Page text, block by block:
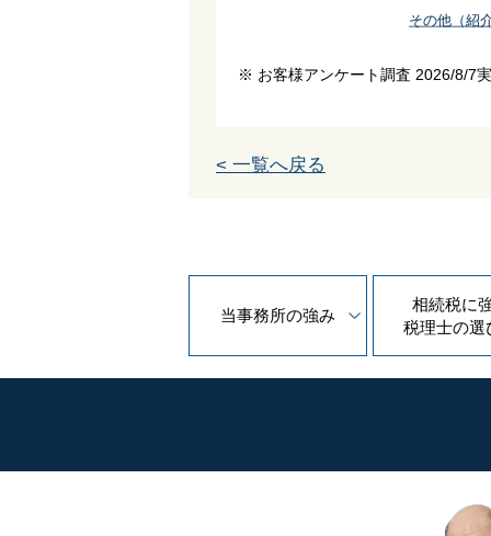
その他（紹
※ お客様アンケート調査 2026/8/7
< 一覧へ戻る
当事務所の強み
相続税に
税理士の選